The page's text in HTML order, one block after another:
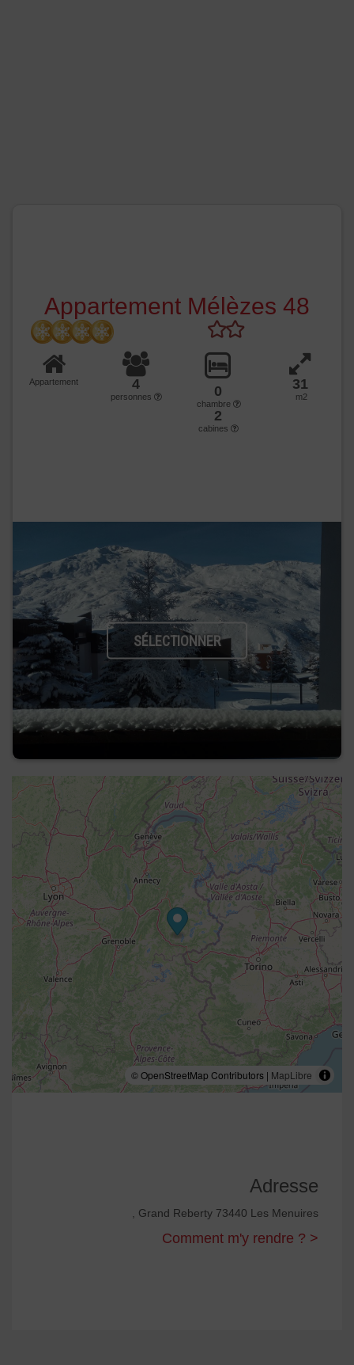
Appartement Mélèzes 48
Appartement 4
personnes 0
chambre
2
cabines
31
m2
SÉLECTIONNER
© OpenStreetMap Contributors | MapLibre
Adresse
, Grand Reberty 73440 Les Menuires
Comment m'y rendre ? >